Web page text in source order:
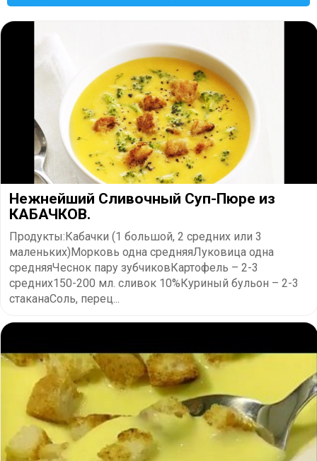
Нежнейший Сливочный Суп-Пюре из
КАБАЧКОВ.
Продукты:Кабачки (1 большой, 2 средних или 3
маленьких)Морковь одна средняяЛуковица одна
средняяЧеснок пару зубчиковКартофель – 2-3
средних150-200 мл. сливок 10%Куриный бульон – 2-3
стаканаСоль, перец...